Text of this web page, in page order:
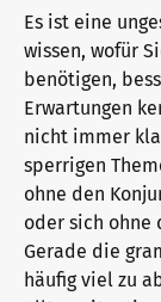
Placement
Information for
telc Zertifikate
FAQs teaching
Free downloads
Info package
Training and
Professional
telc training
Es ist eine
wissen, wofür
benötigen,
Erwartungen
nicht immer
sperrigen
ohne den
oder sich ohne
Gerade die
häufig viel zu